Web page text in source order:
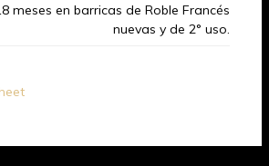
meses en barricas de Roble Francés
nuevas y de 2° uso.